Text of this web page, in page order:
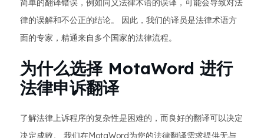
简单的翻译错误，例如同义法律术语的误译，可能会导致对法
律的误解和不公正的结论。 因此，我们的译员是法律术语方
面的专家，精通来自多个国家的法律流程。
为什么选择 MotaWord 进行
法律申诉翻译
了解法律上诉程序的复杂性是困难的，而良好的翻译可以决定
决定成败。 我们在MotaWord为您的法律翻译需求提供无与